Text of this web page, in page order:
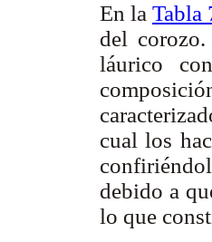
En la Tabla
del
láurico
cual los
debido a
lo que